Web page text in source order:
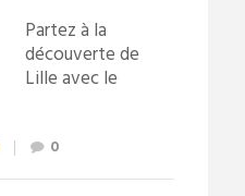
Partez à la
découverte de
Lille avec le
Lewarde, le 26
septembre !
0